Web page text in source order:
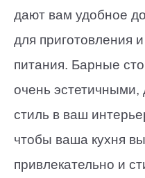
дают вам удобное
для приготовления
питания. Барные
очень эстетичными,
стиль в ваш
чтобы ваша кухня
привлекательно и